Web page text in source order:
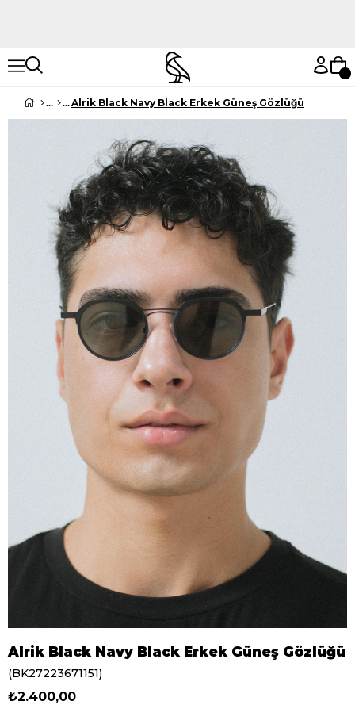
Alrik Black Navy Black Erkek Güneş Gözlüğü
Alrik Black Navy Black Erkek Güneş Gözlüğü
(BK27223671151)
₺2.400,00